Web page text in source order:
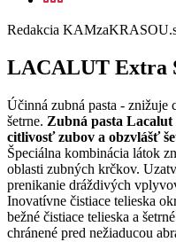
Redakcia
LACALUT Extra
Účinná zubná pasta -
šetrne. Zubná pasta
citlivosť zubov a obzvlášť
Špeciálna kombinácia látok
oblasti zubných krčkov.
prenikanie dráždivých
Inovatívne čistiace telieska
bežné čistiace telieska a
chránené pred nežiaducou